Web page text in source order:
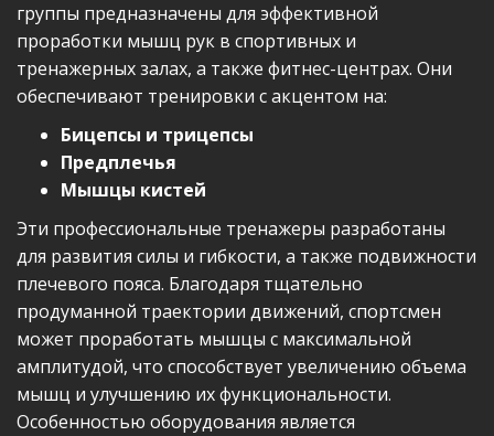
группы предназначены для эффективной
проработки мышц рук в спортивных и
тренажерных залах, а также фитнес-центрах. Они
обеспечивают тренировки с акцентом на:
Бицепсы и трицепсы
Предплечья
Мышцы кистей
Эти профессиональные тренажеры разработаны
для развития силы и гибкости, а также подвижности
плечевого пояса. Благодаря тщательно
продуманной траектории движений, спортсмен
может проработать мышцы с максимальной
амплитудой, что способствует увеличению объема
мышц и улучшению их функциональности.
Особенностью оборудования является